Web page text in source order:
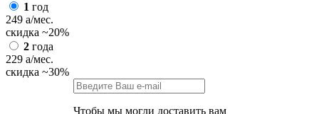
1 год
249 a/мес.
скидка ~20%
2 года
229 a/мес.
скидка ~30%
Чтобы мы могли доставить вам